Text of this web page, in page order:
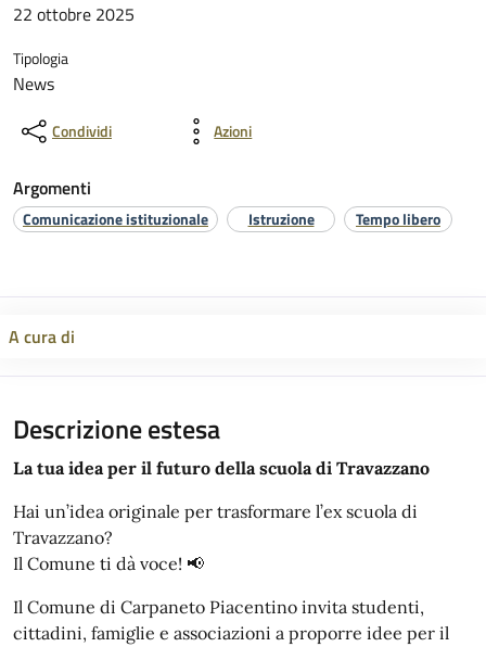
22 ottobre 2025
Tipologia
News
Condividi Azioni
Argomenti
Comunicazione istituzionale Istruzione Tempo libero
A cura di
Descrizione estesa
La tua idea per il futuro della scuola di Travazzano
Hai un’idea originale per trasformare l’ex scuola di
Travazzano?
Il Comune ti dà voce! 📢
Il Comune di Carpaneto Piacentino invita studenti,
cittadini, famiglie e associazioni a proporre idee per il